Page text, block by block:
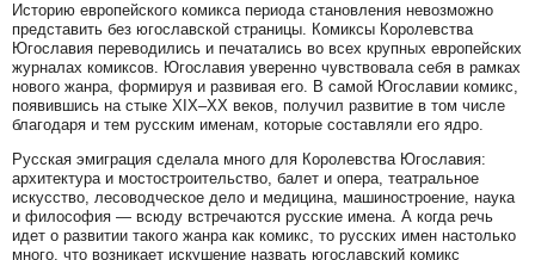
Историю европейского комикса периода становления невозможно
представить без югославской страницы. Комиксы Королевства
Югославия переводились и печатались во всех крупных европейских
журналах комиксов. Югославия уверенно чувствовала себя в рамках
нового жанра, формируя и развивая его. В самой Югославии комикс,
появившись на стыке XIX–XX веков, получил развитие в том числе
благодаря и тем русским именам, которые составляли его ядро.
Русская эмиграция сделала много для Королевства Югославия:
архитектура и мостостроительство, балет и опера, театральное
искусство, лесоводческое дело и медицина, машиностроение, наука
и философия — всюду встречаются русские имена. А когда речь
идет о развитии такого жанра как комикс, то русских имен настолько
много, что возникает искушение назвать югославский комикс